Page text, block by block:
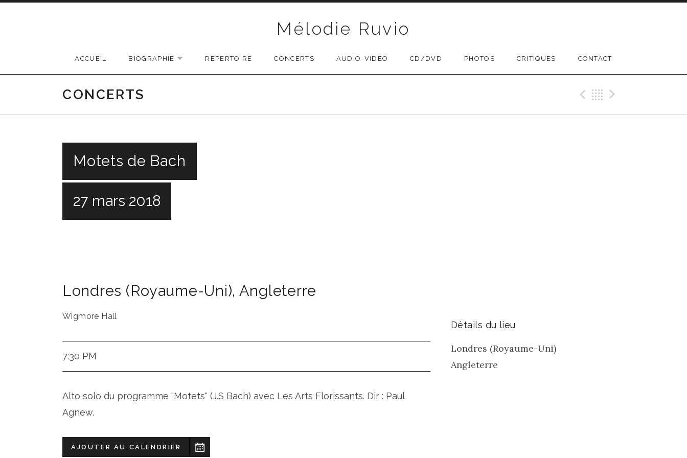
Mélodie Ruvio
ACCUEIL BIOGRAPHIE EXPAND SUBMENU
RÉPERTOIRE CONCERTS AUDIO-VIDÉO CD/DVD PHOTOS CRITIQUES CONTACT
CONCERTS Previous Gig
Retour
Motets de Bach
27 mars 2018
Londres (Royaume-Uni), Angleterre
Wigmore Hall
7:30 PM
Alto solo du programme "Motets" (J.S Bach) avec Les Arts Florissants. Dir : Paul
Agnew.
AJOUTER AU CALENDRIER
Détails du lieu
Londres (Royaume-Uni)
Angleterre